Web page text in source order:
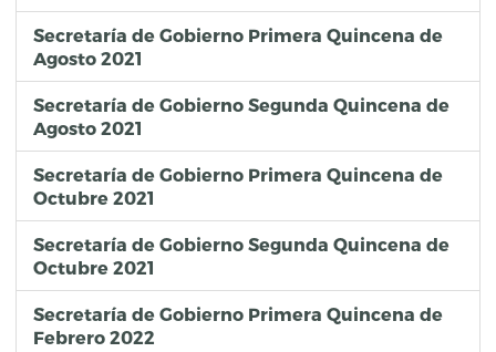
Secretaría de Gobierno Primera Quincena de
Agosto 2021
Secretaría de Gobierno Segunda Quincena de
Agosto 2021
Secretaría de Gobierno Primera Quincena de
Octubre 2021
Secretaría de Gobierno Segunda Quincena de
Octubre 2021
Secretaría de Gobierno Primera Quincena de
Febrero 2022